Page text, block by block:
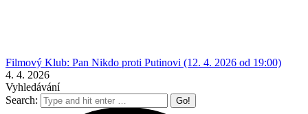
Filmový Klub: Pan Nikdo proti Putinovi (12. 4. 2026 od 19:00)
4. 4. 2026
Vyhledávání
Search: